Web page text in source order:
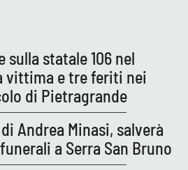
statale 106 nel
vittima e tre feriti nei
di Pietragrande
Andrea Minasi, salverà
a Serra San Bruno